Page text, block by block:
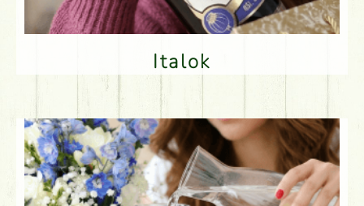
Italok